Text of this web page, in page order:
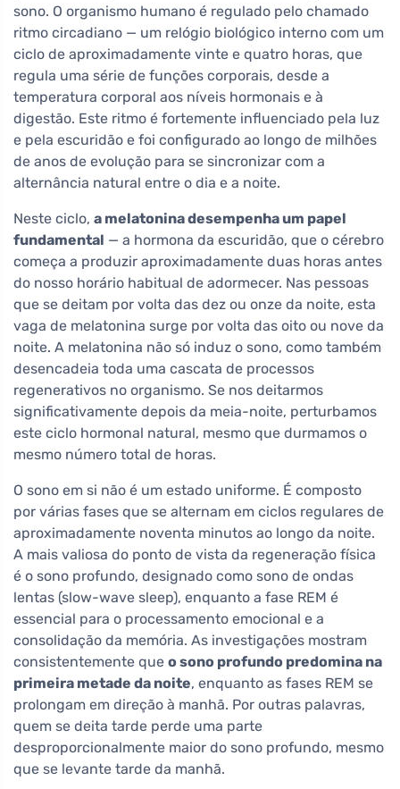
sono. O organismo humano é regulado pelo chamado
ritmo circadiano — um relógio biológico interno com um
ciclo de aproximadamente vinte e quatro horas, que
regula uma série de funções corporais, desde a
temperatura corporal aos níveis hormonais e à
digestão. Este ritmo é fortemente influenciado pela luz
e pela escuridão e foi configurado ao longo de milhões
de anos de evolução para se sincronizar com a
alternância natural entre o dia e a noite.
Neste ciclo, a melatonina desempenha um papel
fundamental — a hormona da escuridão, que o cérebro
começa a produzir aproximadamente duas horas antes
do nosso horário habitual de adormecer. Nas pessoas
que se deitam por volta das dez ou onze da noite, esta
vaga de melatonina surge por volta das oito ou nove da
noite. A melatonina não só induz o sono, como também
desencadeia toda uma cascata de processos
regenerativos no organismo. Se nos deitarmos
significativamente depois da meia-noite, perturbamos
este ciclo hormonal natural, mesmo que durmamos o
mesmo número total de horas.
O sono em si não é um estado uniforme. É composto
por várias fases que se alternam em ciclos regulares de
aproximadamente noventa minutos ao longo da noite.
A mais valiosa do ponto de vista da regeneração física
é o sono profundo, designado como sono de ondas
lentas (slow-wave sleep), enquanto a fase REM é
essencial para o processamento emocional e a
consolidação da memória. As investigações mostram
consistentemente que o sono profundo predomina na
primeira metade da noite, enquanto as fases REM se
prolongam em direção à manhã. Por outras palavras,
quem se deita tarde perde uma parte
desproporcionalmente maior do sono profundo, mesmo
que se levante tarde da manhã.